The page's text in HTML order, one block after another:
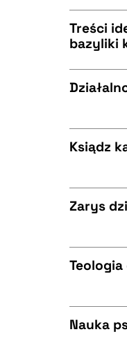
Treści
bazyliki
Ksiądz
Zarys
Nauka